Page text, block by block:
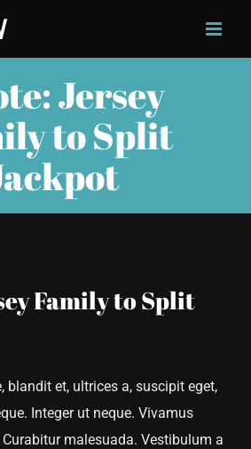
Jersey
to Split
Family to Split
blandit et, ultrices a, suscipit eget,
Integer ut neque. Vivamus
malesuada. Vestibulum a